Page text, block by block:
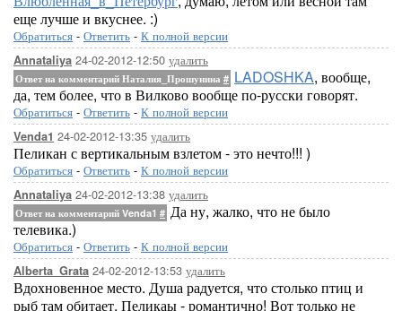
еще лучше и вкуснее. :)
Обратиться - Ответить - К полной версии
Annataliya 24-02-2012-12:50 удалить
Ответ на комментарий Наталия_Прошунина # LADOSHKA, вообще,
да, тем более, что в Вилково вообще по-русски говорят.
Обратиться - Ответить - К полной версии
Venda1 24-02-2012-13:35 удалить
Пеликан с вертикальным взлетом - это нечто!!! )
Обратиться - Ответить - К полной версии
Annataliya 24-02-2012-13:38 удалить
Ответ на комментарий Venda1 # Да ну, жалко, что не было
телевика.)
Обратиться - Ответить - К полной версии
Alberta_Grata 24-02-2012-13:53 удалить
Вдохновенное место. Душа радуется, что столько птиц и
рыб там обитает. Пеликаы - романтично! Вот только не